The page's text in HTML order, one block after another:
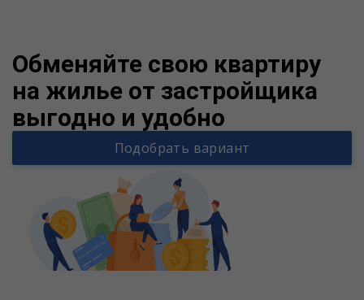
Обменяйте свою квартиру
на жилье от застройщика
выгодно и удобно
Подобрать вариант